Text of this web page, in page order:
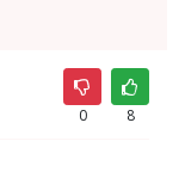
0 8